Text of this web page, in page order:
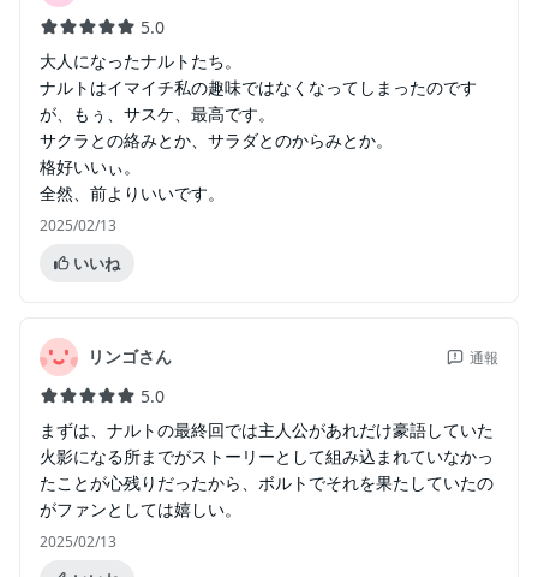
5.0
大人になったナルトたち。
ナルトはイマイチ私の趣味ではなくなってしまったのです
が、もぅ、サスケ、最高です。
サクラとの絡みとか、サラダとのからみとか。
格好いいぃ。
全然、前よりいいです。
2025/02/13
いいね
リンゴさん 通報
5.0
まずは、ナルトの最終回では主人公があれだけ豪語していた
火影になる所までがストーリーとして組み込まれていなかっ
たことが心残りだったから、ボルトでそれを果たしていたの
がファンとしては嬉しい。
2025/02/13